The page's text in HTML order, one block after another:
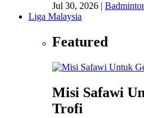
Jul 30, 2026 |
Liga Malaysia
Featured
Misi Safawi
Trofi